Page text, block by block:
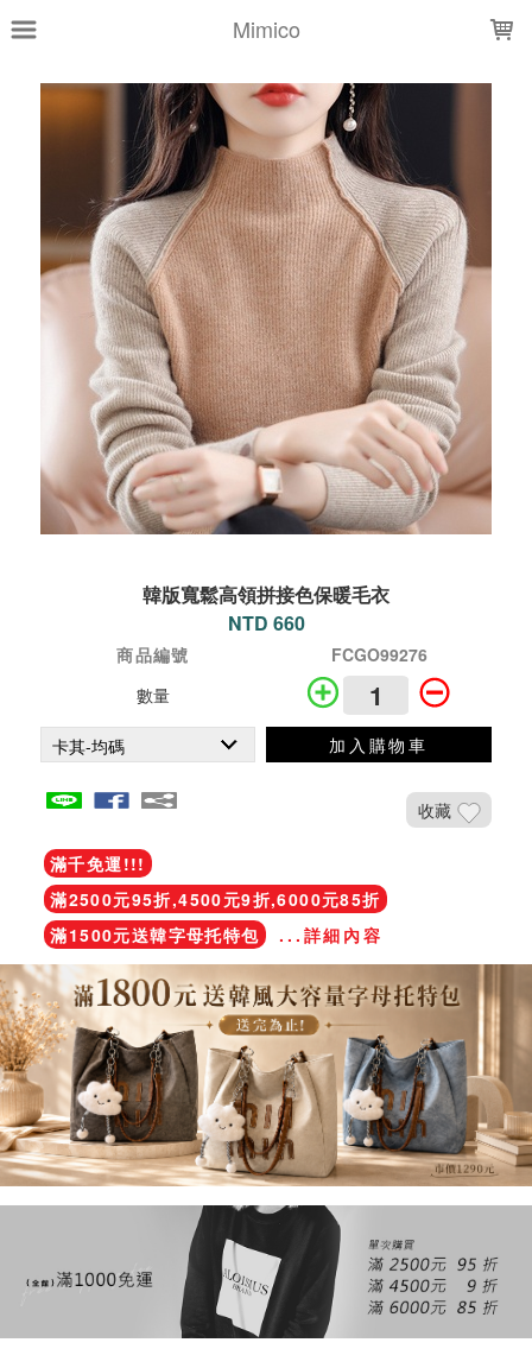
Mimico
韓版寬鬆高領拼接色保暖毛衣
NTD 660
商品編號
FCGO99276
數量
加入購物車
收藏
滿千免運!!!
滿2500元95折,4500元9折,6000元85折
滿1500元送韓字母托特包
...詳細內容